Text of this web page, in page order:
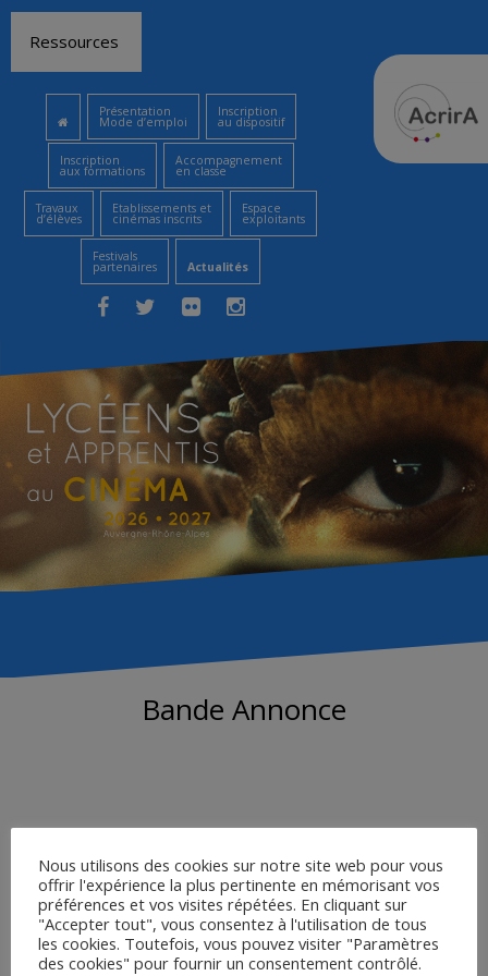
contenu
Ressources
Présentation
Mode d’emploi
Inscription
au dispositif
Inscription
aux formations
Accompagnement
en classe
Travaux
d’élèves
Etablissements et
cinémas inscrits
Espace
exploitants
Festivals
partenaires Actualités
Bande Annonce
Nous utilisons des cookies sur notre site web pour vous
offrir l'expérience la plus pertinente en mémorisant vos
préférences et vos visites répétées. En cliquant sur
"Accepter tout", vous consentez à l'utilisation de tous
les cookies. Toutefois, vous pouvez visiter "Paramètres
des cookies" pour fournir un consentement contrôlé.